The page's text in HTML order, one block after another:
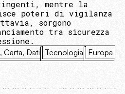
mentre la
poteri di vigilanza
sorgono
tra sicurezza
Carta, Dati Tecnologia Europa